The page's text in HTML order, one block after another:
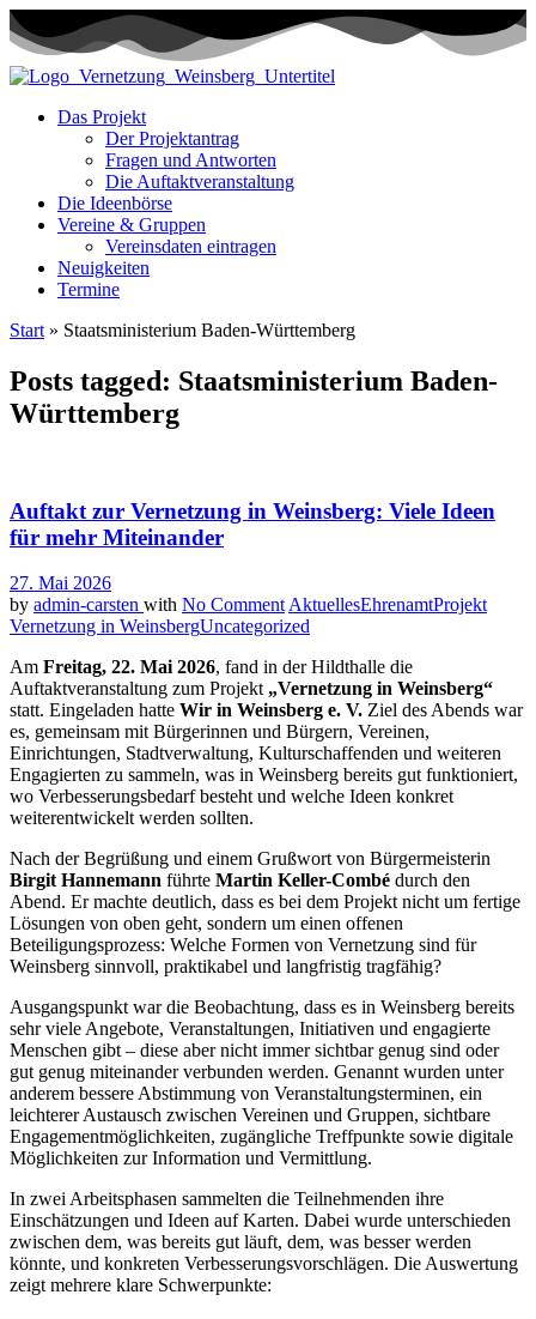
Das Projekt
Der Projektantrag
Fragen und Antworten
Die Auftaktveranstaltung
Die Ideenbörse
Vereine & Gruppen
Vereinsdaten eintragen
Neuigkeiten
Termine
Start » Staatsministerium Baden-Württemberg
Posts tagged: Staatsministerium Baden-
Württemberg
Auftakt zur Vernetzung in Weinsberg: Viele Ideen
für mehr Miteinander
27. Mai 2026
by admin-carsten with No CommentAktuellesEhrenamtProjekt
Vernetzung in WeinsbergUncategorized
Am Freitag, 22. Mai 2026, fand in der Hildthalle die
Auftaktveranstaltung zum Projekt „Vernetzung in Weinsberg“
statt. Eingeladen hatte Wir in Weinsberg e. V. Ziel des Abends war
es, gemeinsam mit Bürgerinnen und Bürgern, Vereinen,
Einrichtungen, Stadtverwaltung, Kulturschaffenden und weiteren
Engagierten zu sammeln, was in Weinsberg bereits gut funktioniert,
wo Verbesserungsbedarf besteht und welche Ideen konkret
weiterentwickelt werden sollten.
Nach der Begrüßung und einem Grußwort von Bürgermeisterin
Birgit Hannemann führte Martin Keller-Combé durch den
Abend. Er machte deutlich, dass es bei dem Projekt nicht um fertige
Lösungen von oben geht, sondern um einen offenen
Beteiligungsprozess: Welche Formen von Vernetzung sind für
Weinsberg sinnvoll, praktikabel und langfristig tragfähig?
Ausgangspunkt war die Beobachtung, dass es in Weinsberg bereits
sehr viele Angebote, Veranstaltungen, Initiativen und engagierte
Menschen gibt – diese aber nicht immer sichtbar genug sind oder
gut genug miteinander verbunden werden. Genannt wurden unter
anderem bessere Abstimmung von Veranstaltungsterminen, ein
leichterer Austausch zwischen Vereinen und Gruppen, sichtbare
Engagementmöglichkeiten, zugängliche Treffpunkte sowie digitale
Möglichkeiten zur Information und Vermittlung.
In zwei Arbeitsphasen sammelten die Teilnehmenden ihre
Einschätzungen und Ideen auf Karten. Dabei wurde unterschieden
zwischen dem, was bereits gut läuft, dem, was besser werden
könnte, und konkreten Verbesserungsvorschlägen. Die Auswertung
zeigt mehrere klare Schwerpunkte: